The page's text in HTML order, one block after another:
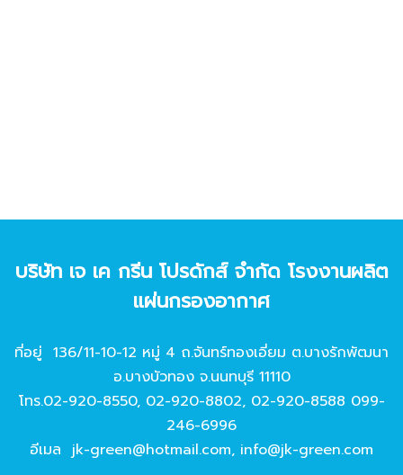
บริษัท เจ เค กรีน โปรดักส์ จํากัด โรงงานผลิต
แผ่นกรองอากาศ
ที่อยู่ 136/11-10-12 หมู่ 4 ถ.จันทร์ทองเอี่ยม ต.บางรักพัฒนา
อ.บางบัวทอง จ.นนทบุรี 11110
โทร.02-920-8550, 02-920-8802, 02-920-8588 099-
246-6996
อีเมล jk-green@hotmail.com, info@jk-green.com